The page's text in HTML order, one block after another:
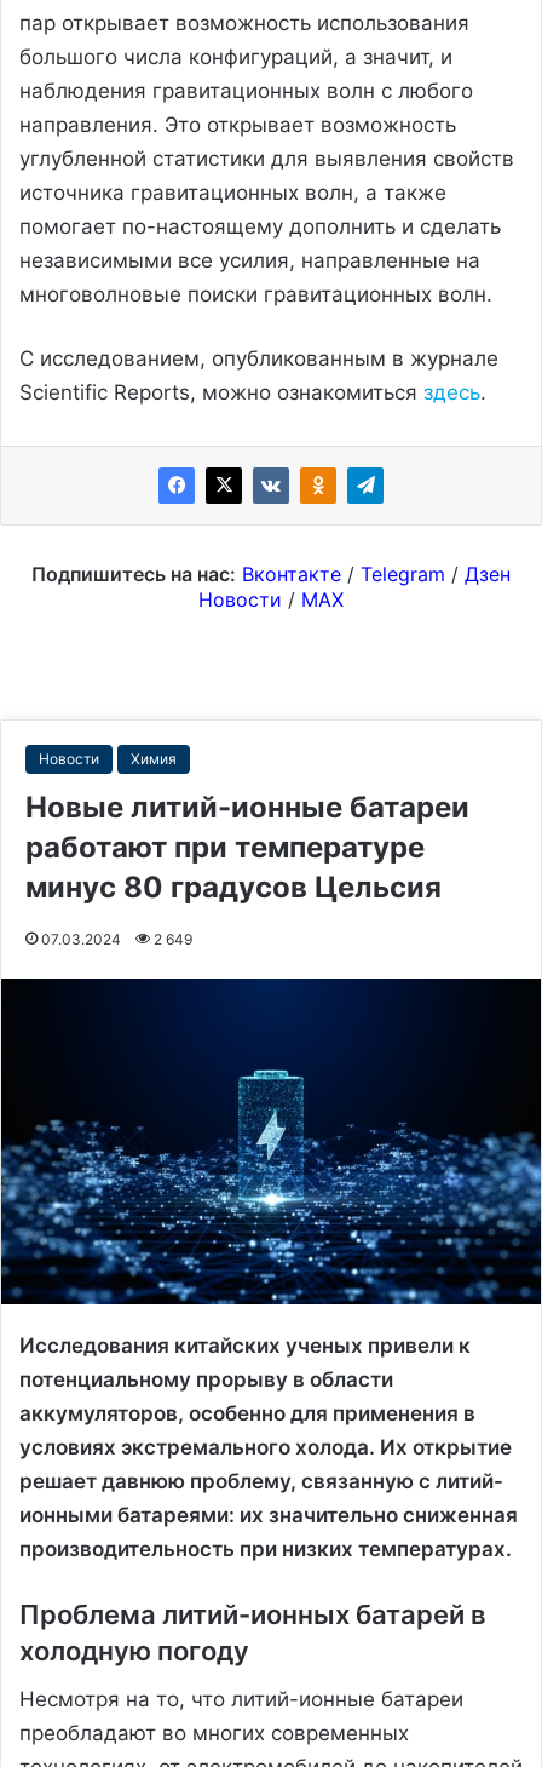
пар открывает возможность использования
большого числа конфигураций, а значит, и
наблюдения гравитационных волн с любого
направления. Это открывает возможность
углубленной статистики для выявления свойств
источника гравитационных волн, а также
помогает по-настоящему дополнить и сделать
независимыми все усилия, направленные на
многоволновые поиски гравитационных волн.
С исследованием, опубликованным в журнале
Scientific Reports, можно ознакомиться здесь.
Подпишитесь на нас: Вконтакте / Telegram / Дзен
Новости / MAX